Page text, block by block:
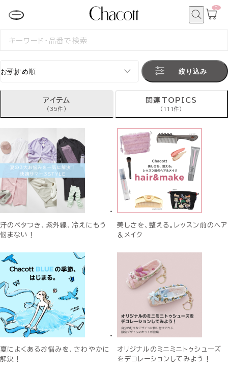
カ
0
検
絞り込み
アイテム
(35件)
関連TOPICS
(111件)
汗のベタつき、紫外線、冷えにもう
悩まない！
美しさを、整える。レッスン前のヘア
＆メイク
夏によくあるお悩みを、さわやかに
解決！
オリジナルのミニミニトゥシューズ
をデコレーションしてみよう！